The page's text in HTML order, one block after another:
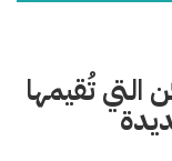
تُقيمها